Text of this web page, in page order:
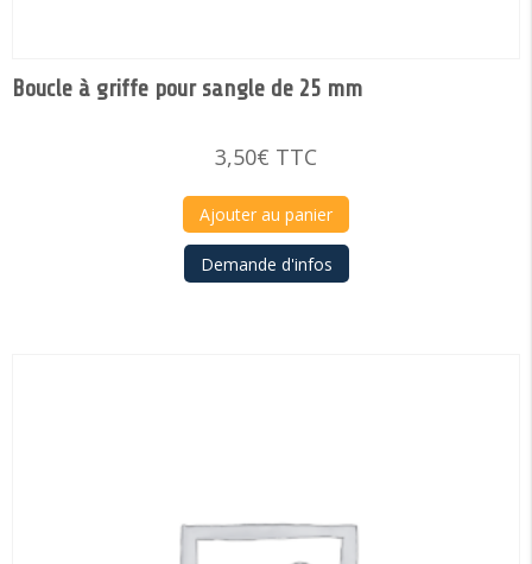
Boucle à griffe pour sangle de 25 mm
3,50€ TTC
Ajouter au panier
Demande d'infos